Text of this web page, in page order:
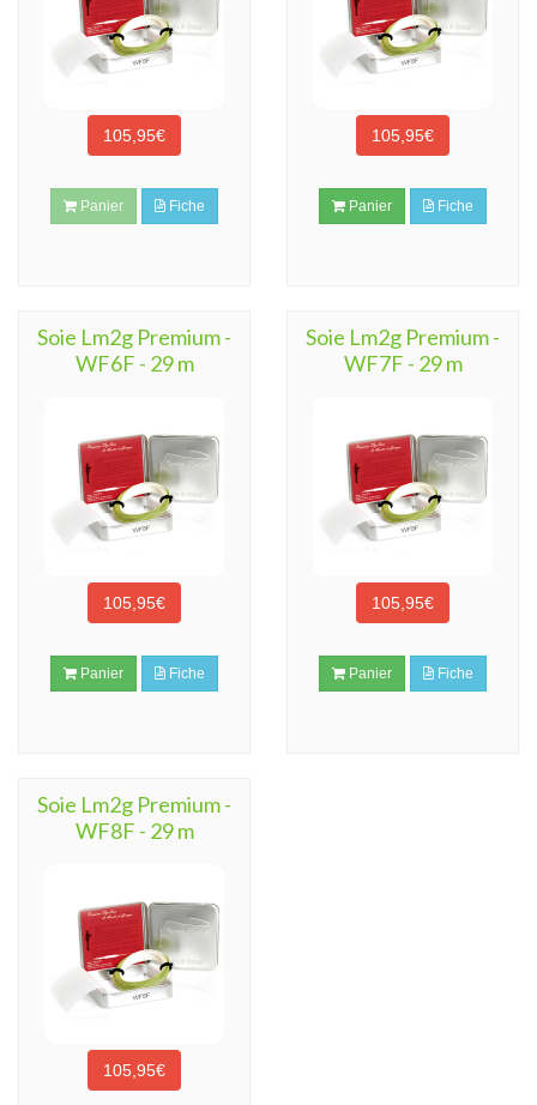
105,95€
Panier Fiche
105,95€
Panier Fiche
Soie Lm2g Premium -
WF6F - 29 m
105,95€
Panier Fiche
Soie Lm2g Premium -
WF7F - 29 m
105,95€
Panier Fiche
Soie Lm2g Premium -
WF8F - 29 m
105,95€